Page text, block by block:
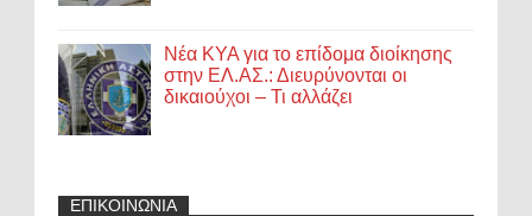
Νέα ΚΥΑ για το επίδομα διοίκησης
στην ΕΛ.ΑΣ.: Διευρύνονται οι
δικαιούχοι – Τι αλλάζει
ΕΠΙΚΟΙΝΩΝΙΑ